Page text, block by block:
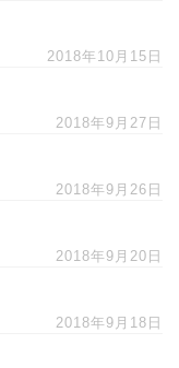
2018年10月15日
2018年9月27日
2018年9月26日
2018年9月20日
2018年9月18日